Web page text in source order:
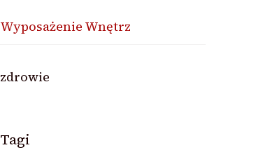
Wyposażenie Wnętrz
zdrowie
Tagi